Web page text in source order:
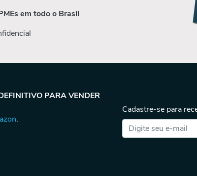
em todo o Brasil
PARA VENDER
.
Cadastre-se para